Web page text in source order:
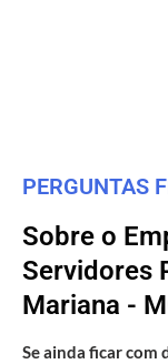
PERGUNTAS
Sobre o
Servidores
Mariana -
Se ainda ficar com